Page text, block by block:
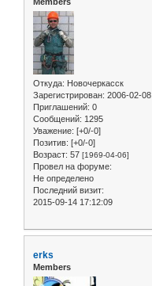
Откуда: Новочеркасск
Зарегистрирован: 2006-02-08
Приглашений: 0
Сообщений: 1295
Уважение: [+0/-0]
Позитив: [+0/-0]
Возраст: 57 [1969-04-06]
Провел на форуме:
Не определено
Последний визит:
2015-09-14 17:12:09
erks
Members